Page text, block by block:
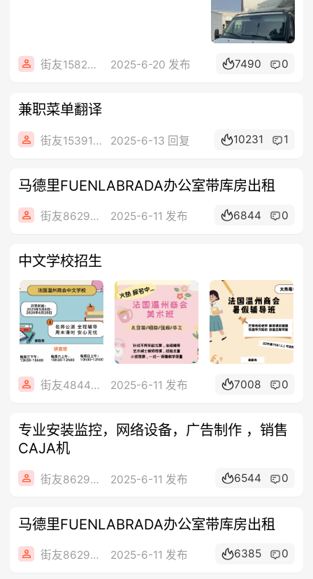
街友15824276 2025-6-20 发布 7490 0
兼职菜单翻译
街友15391594 2025-6-13 回复 10231 1
马德里FUENLABRADA办公室带库房出租
街友86292050 2025-6-11 发布 6844 0
中文学校招生
街友48445880 2025-6-11 发布 7008 0
专业安装监控，网络设备，广告制作 ，销售
CAJA机
街友86292050 2025-6-11 发布 6544 0
马德里FUENLABRADA办公室带库房出租
街友86292050 2025-6-11 发布 6385 0